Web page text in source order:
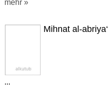
mehr »
Mihnat al-abriya‘
...